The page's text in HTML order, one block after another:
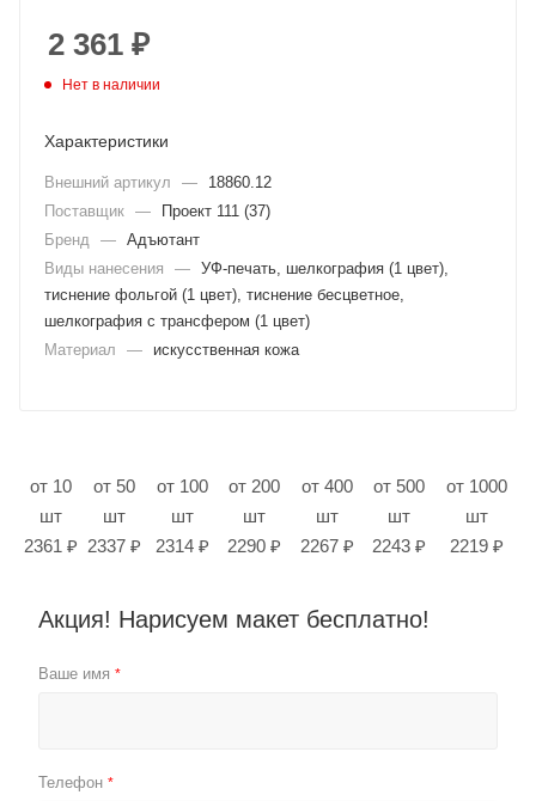
2 361 ₽
Нет в наличии
Характеристики
Внешний артикул —
18860.12
Поставщик —
Проект 111 (37)
Бренд
— Адъютант
Виды нанесения
— УФ-печать, шелкография (1 цвет),
тиснение фольгой (1 цвет), тиснение бесцветное,
шелкография с трансфером (1 цвет)
Материал
— искусственная кожа
от 10
шт
2361 ₽
от 50
шт
2337 ₽
от 100
шт
2314 ₽
от 200
шт
2290 ₽
от 400
шт
2267 ₽
от 500
шт
2243 ₽
от 1000
шт
2219 ₽
Акция! Нарисуем макет бесплатно!
Ваше имя *
Телефон *